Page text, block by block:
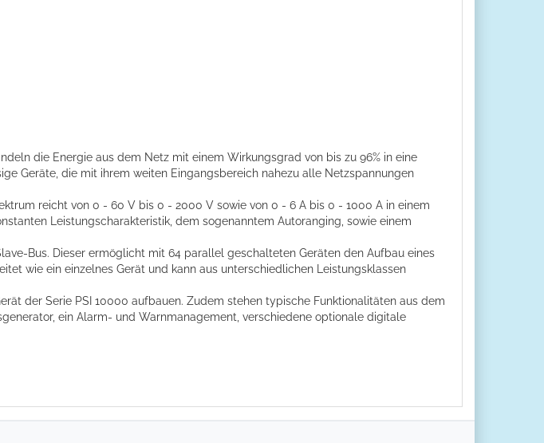
die Energie aus dem Netz mit einem Wirkungsgrad von bis zu 96% in eine
Geräte, die mit ihrem weiten Eingangsbereich nahezu alle Netzspannungen
reicht von 0 - 60 V bis 0 - 2000 V sowie von 0 - 6 A bis 0 - 1000 A in einem
Leistungscharakteristik, dem sogenanntem Autoranging, sowie einem
Bus. Dieser ermöglicht mit 64 parallel geschalteten Geräten den Aufbau eines
wie ein einzelnes Gerät und kann aus unterschiedlichen Leistungsklassen
der Serie PSI 10000 aufbauen. Zudem stehen typische Funktionalitäten aus dem
ein Alarm- und Warnmanagement, verschiedene optionale digitale